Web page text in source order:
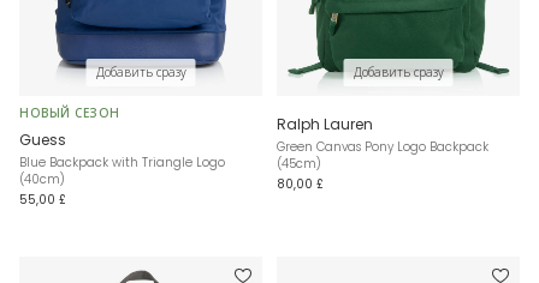
Добавить сразу
НОВЫЙ СЕЗОН
Guess
Blue Backpack with Triangle Logo
(40cm)
55,00 £
Добавить сразу
Ralph Lauren
Green Canvas Pony Logo Backpack
(45cm)
80,00 £